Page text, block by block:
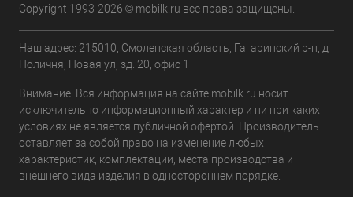
Copyright 1993-2026 © mobilk.ru все права защищены.
Наш адрес: 215010, Смоленская область, Гагаринский р-н, д
Поличня, Новая ул, зд. 20, офис 1
Внимание! Вся информация на сайте mobilk.ru носит
исключительно информационный характер и ни при каких
условиях не является публичной офертой. Производитель
оставляет за собой право на изменение любых
характеристик, комплектации, места производства и
внешнего вида изделия в одностороннем порядке.